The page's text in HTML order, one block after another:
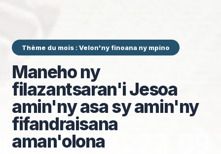
Thème du mois : Velon'ny finoana ny mpino
Maneho ny
filazantsaran'i Jesoa
amin'ny asa sy amin'ny
fifandraisana
aman'olona